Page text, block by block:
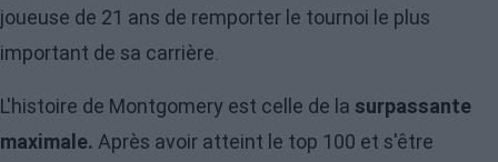
joueuse de 21 ans de remporter le tournoi le plus
important de sa carrière.
L'histoire de Montgomery est celle de la surpassante
maximale. Après avoir atteint le top 100 et s'être